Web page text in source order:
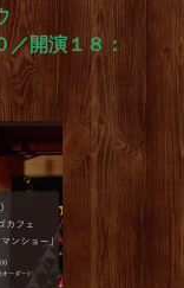
開演１８：